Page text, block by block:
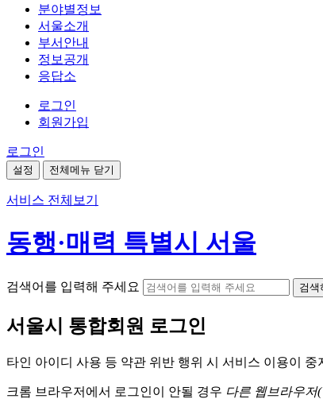
분야별정보
서울소개
부서안내
정보공개
응답소
로그인
회원가입
로그인
설정 전체메뉴 닫기
서비스 전체보기
동행·매력 특별시 서울
검색어를 입력해 주세요 검색
서울시 통합회원 로그인
타인 아이디 사용 등 약관 위반 행위 시 서비스 이용이 중
크롬 브라우저에서 로그인이 안될 경우 다른 웹브라우저